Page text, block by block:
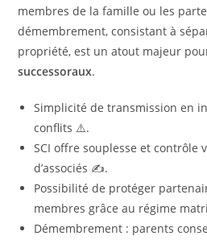
membres de la famille ou les
démembrement, consistant à
propriété, est un atout majeur
successoraux.
Simplicité de transmission en
conflits ⚠️.
SCI offre souplesse et contrôle
d’associés ✍️.
Possibilité de protéger
membres grâce au régime
Démembrement : parents